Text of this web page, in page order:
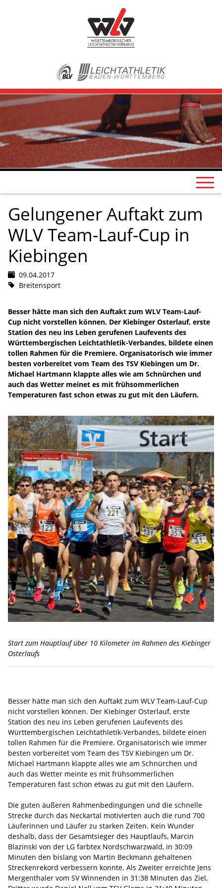
Gelungener Auftakt zum
WLV Team-Lauf-Cup in
Kiebingen
09.04.2017
Breitensport
Besser hätte man sich den Auftakt zum WLV Team-Lauf-
Cup nicht vorstellen können. Der Kiebinger Osterlauf, erste
Station des neu ins Leben gerufenen Laufevents des
Württembergischen Leichtathletik-Verbandes, bildete einen
tollen Rahmen für die Premiere. Organisatorisch wie immer
besten vorbereitet vom Team des TSV Kiebingen um Dr.
Michael Hartmann klappte alles wie am Schnürchen und
auch das Wetter meinet es mit frühsommerlichen
Temperaturen fast schon etwas zu gut mit den Läufern.
Start zum Hauptlauf über 10 Kilometer im Rahmen des Kiebinger
Osterlaufs
Besser hätte man sich den Auftakt zum WLV Team-Lauf-Cup
nicht vorstellen können. Der Kiebinger Osterlauf, erste
Station des neu ins Leben gerufenen Laufevents des
Württembergischen Leichtathletik-Verbandes, bildete einen
tollen Rahmen für die Premiere. Organisatorisch wie immer
besten vorbereitet vom Team des TSV Kiebingen um Dr.
Michael Hartmann klappte alles wie am Schnürchen und
auch das Wetter meinte es mit frühsommerlichen
Temperaturen fast schon etwas zu gut mit den Läufern.
Die guten äußeren Rahmenbedingungen und die schnelle
Strecke durch das Neckartal motivierten auch die rund 700
Läuferinnen und Läufer zu starken Zeiten. Kein Wunder
deshalb, dass der Gesamtsieger des Hauptlaufs, Marcin
Blazinski von der LG farbtex Nordschwarzwald, in 30:09
Minuten den bislang von Martin Beckmann gehaltenen
Streckenrekord verbessern konnte. Als Zweiter erreichte Jens
Mergenthaler vom SV Winnenden in 31:38 Minuten das Ziel,